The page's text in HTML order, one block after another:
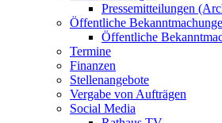
Pressemitteilungen
Öffentliche
Öffentliche
Termine
Finanzen
Stellenangebote
Vergabe von Aufträgen
Social Media